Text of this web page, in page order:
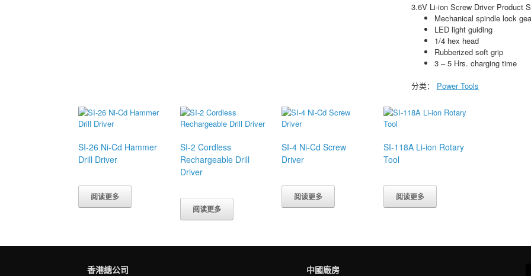
3.6V Li-ion Screw Driver Product
Mechanical spindle lock
LED light guiding
1/4 hex head
Rubberized soft grip
3 – 5 Hrs. charging time
分类： Power Tools
SI-26 Ni-Cd Hammer
Drill Driver
阅读更多
SI-2 Cordless
Rechargeable Drill
Driver
阅读更多
SI-4 Ni-Cd Screw
Driver
阅读更多
SI-118A Li-ion Rotary
Tool
阅读更多
香港總公司 中國廠房